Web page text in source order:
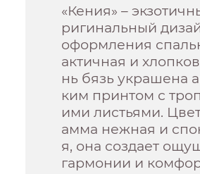
«Кения» –
ригинальный
оформления
актичная и
нь бязь украшена
ким принтом с
ими листьями.
амма нежная и
я, она создает
гармонии и